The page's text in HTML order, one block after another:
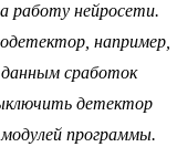
работу нейросети.
например,
данным сработок
детектор
программы.